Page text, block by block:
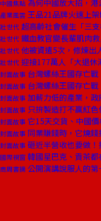
中國焦點 為何中國放大招，
產業風雲 王品21品牌火速上
壯世代 超高齡社會催生「三
壯世代 鐵血教官變長輩肌肉
壯世代 他被資遣5次，修煉
壯世代 迎接177萬人「大退
封面故事 台灣螺絲王國存亡戰
封面故事 台灣螺絲王國存亡戰
封面故事 加薪力低的產業，
封面故事 只拚製造打不贏紅
封面故事 它15天交貨、中國
封面故事 同業賺錢時，它燒
封面故事 砸近半營收也要做
國際視窗 韓國星巴克、貢茶
商周書摘 公開演講說服人的